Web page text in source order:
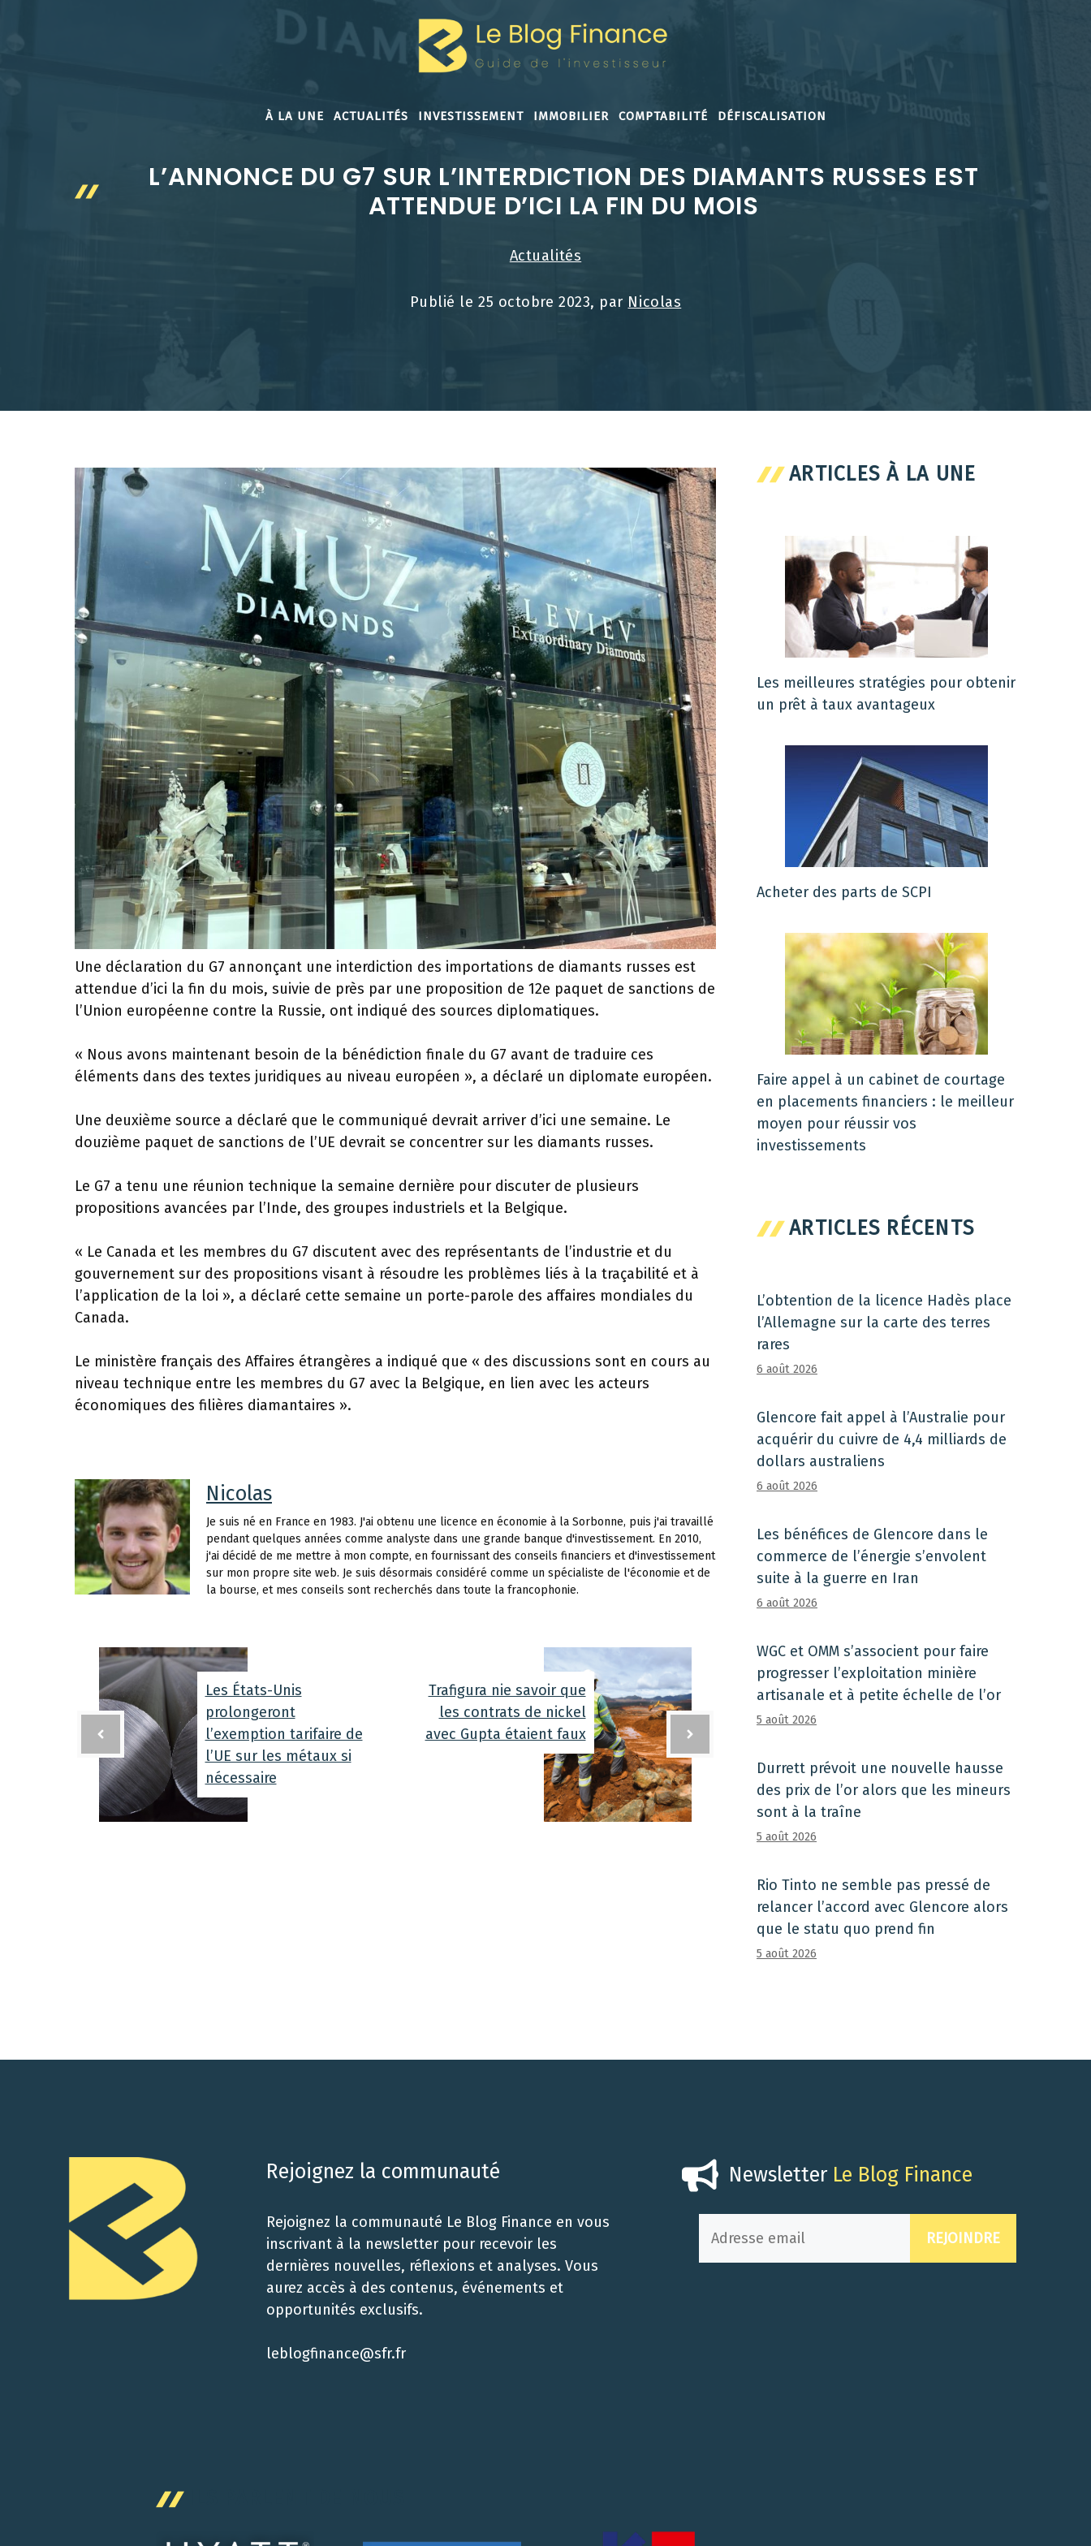
À LA UNE ACTUALITÉS INVESTISSEMENT IMMOBILIER COMPTABILITÉ DÉFISCALISATION
L’ANNONCE DU G7 SUR L’INTERDICTION DES DIAMANTS RUSSES EST
ATTENDUE D’ICI LA FIN DU MOIS
Actualités
Publié le25 octobre 2023, par Nicolas
Une déclaration du G7 annonçant une interdiction des importations de diamants russes est
attendue d’ici la fin du mois, suivie de près par une proposition de 12e paquet de sanctions de
l’Union européenne contre la Russie, ont indiqué des sources diplomatiques.
« Nous avons maintenant besoin de la bénédiction finale du G7 avant de traduire ces
éléments dans des textes juridiques au niveau européen », a déclaré un diplomate européen.
Une deuxième source a déclaré que le communiqué devrait arriver d’ici une semaine. Le
douzième paquet de sanctions de l’UE devrait se concentrer sur les diamants russes.
Le G7 a tenu une réunion technique la semaine dernière pour discuter de plusieurs
propositions avancées par l’Inde, des groupes industriels et la Belgique.
« Le Canada et les membres du G7 discutent avec des représentants de l’industrie et du
gouvernement sur des propositions visant à résoudre les problèmes liés à la traçabilité et à
l’application de la loi », a déclaré cette semaine un porte-parole des affaires mondiales du
Canada.
Le ministère français des Affaires étrangères a indiqué que « des discussions sont en cours au
niveau technique entre les membres du G7 avec la Belgique, en lien avec les acteurs
économiques des filières diamantaires ».
Nicolas
Je suis né en France en 1983. J'ai obtenu une licence en économie à la Sorbonne, puis j'ai travaillé
pendant quelques années comme analyste dans une grande banque d'investissement. En 2010,
j'ai décidé de me mettre à mon compte, en fournissant des conseils financiers et d'investissement
sur mon propre site web. Je suis désormais considéré comme un spécialiste de l'économie et de
la bourse, et mes conseils sont recherchés dans toute la francophonie.
Les États-Unis
prolongeront
l’exemption tarifaire de
l’UE sur les métaux si
nécessaire
Trafigura nie savoir que
les contrats de nickel
avec Gupta étaient faux
ARTICLES À LA UNE
Les meilleures stratégies pour obtenir
un prêt à taux avantageux
Acheter des parts de SCPI
Faire appel à un cabinet de courtage
en placements financiers : le meilleur
moyen pour réussir vos
investissements
ARTICLES RÉCENTS
L’obtention de la licence Hadès place
l’Allemagne sur la carte des terres
rares
6 août 2026
Glencore fait appel à l’Australie pour
acquérir du cuivre de 4,4 milliards de
dollars australiens
6 août 2026
Les bénéfices de Glencore dans le
commerce de l’énergie s’envolent
suite à la guerre en Iran
6 août 2026
WGC et OMM s’associent pour faire
progresser l’exploitation minière
artisanale et à petite échelle de l’or
5 août 2026
Durrett prévoit une nouvelle hausse
des prix de l’or alors que les mineurs
sont à la traîne
5 août 2026
Rio Tinto ne semble pas pressé de
relancer l’accord avec Glencore alors
que le statu quo prend fin
5 août 2026
Rejoignez la communauté
Rejoignez la communauté Le Blog Finance en vous
inscrivant à la newsletter pour recevoir les
dernières nouvelles, réflexions et analyses. Vous
aurez accès à des contenus, événements et
opportunités exclusifs.
leblogfinance@sfr.fr
Newsletter Le Blog Finance